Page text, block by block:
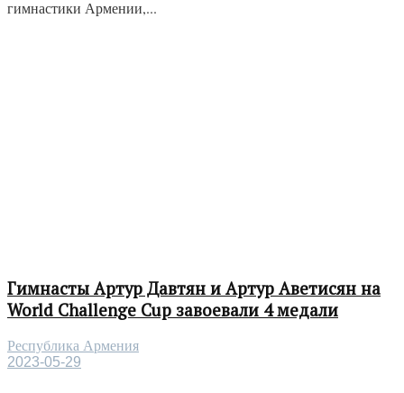
гимнастики Армении,...
Гимнасты Артур Давтян и Артур Аветисян на
World Challenge Cup завоевали 4 медали
Республика Армения
2023-05-29